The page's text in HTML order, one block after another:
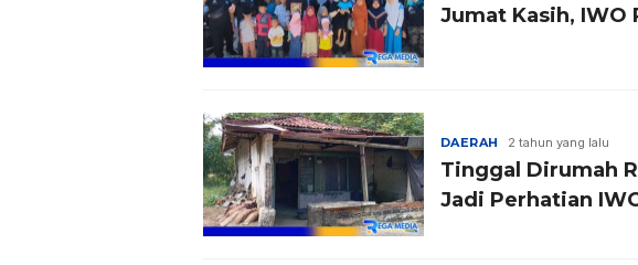
Jumat Kasih, IWO
DAERAH 2 tahun yang lalu
Tinggal Dirumah
Jadi Perhatian